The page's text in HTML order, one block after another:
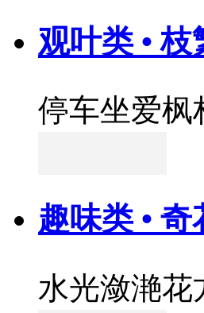
观叶类 •
停车坐爱枫
趣味类 •
水光潋滟花